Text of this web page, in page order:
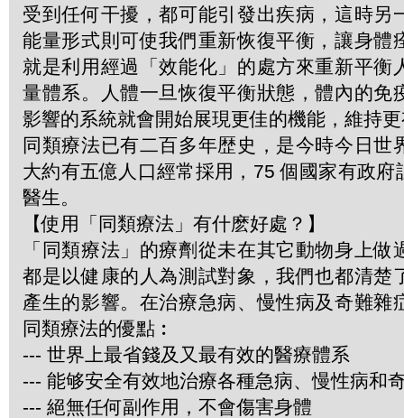
受到任何干擾，都可能引發出疾病，這時另
能量形式則可使我們重新恢復平衡，讓身體
就是利用經過「效能化」的處方來重新平衡
量體系。人體一旦恢復平衡狀態，體內的免
影響的系統就會開始展現更佳的機能，維持
同類療法已有二百多年歴史，是今時今日世
大約有五億人口經常採用，75 個國家有政府
醫生。
【使用「同類療法」有什麽好處？】
「同類療法」的療劑從未在其它動物身上做
都是以健康的人為測試對象，我們也都清楚
產生的影響。在治療急病、慢性病及奇難雜
同類療法的優點︰
--- 世界上最省錢及又最有效的醫療體系
--- 能够安全有效地治療各種急病、慢性病和
--- 絕無任何副作用，不會傷害身體